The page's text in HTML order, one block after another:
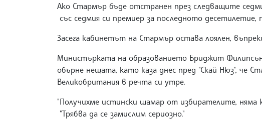
Ако Стармър бъде отстранен през следващите
със седмия си премиер за последното десетилетие,
Засега кабинетът на Стармър остава лоялен,
Министърката на образованието Бриджит
обърне нещата, като каза днес пред "Скай Нюз", че
Великобритания в речта си утре.
"Получихме истински шамар от избирателите, няма
"Трябва да се замислим сериозно."